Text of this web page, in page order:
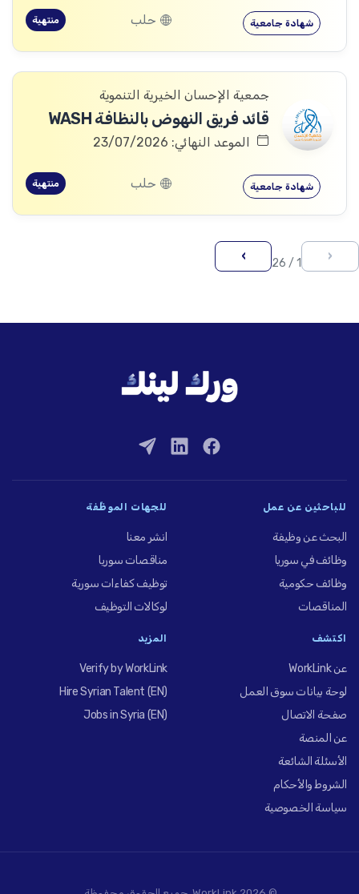
شهادة جامعية حلب منتهية
جمعية الإحسان الخيرية التنموية
قائد فريق النهوض بالنظافة WASH
الموعد النهائي: 23/07/2026
شهادة جامعية حلب منتهية
‹
1 / 26
›
للباحثين عن عمل
البحث عن وظيفة
وظائف في سوريا
وظائف حكومية
المناقصات
للجهات الموظِّفة
انشر معنا
مناقصات سوريا
توظيف كفاءات سورية
لوكالات التوظيف
اكتشف
عن WorkLink
لوحة بيانات سوق العمل
صفحة الاتصال
عن المنصة
الأسئلة الشائعة
الشروط والأحكام
سياسة الخصوصية
المزيد
Verify by WorkLink
Hire Syrian Talent (EN)
Jobs in Syria (EN)